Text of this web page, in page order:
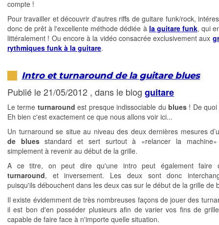
compte !
Pour travailler et découvrir d'autres riffs de guitare funk/rock,
donc de prêt à l'excellente méthode dédiée à la guitare funk, qui
littéralement ! Ou encore à la vidéo consacrée exclusivement aux
rythmiques funk à la guitare.
Intro et turnaround de la guitare blues
Publié le 21/05/2012 , dans le blog guitare
Le terme turnaround est presque indissociable dublues ! De
Eh bien c'est exactement ce que nous allons voir ici...
Un turnaround se situe au niveau des deux dernières mesures
de bluesstandard et sert surtout à «relancer la
simplement à revenir au début de la grille.
A ce titre, on peut dire qu'une intro peut également faire
turnaround, et inversement. Les deux sont donc
puisqu'ils débouchent dans les deux cas sur le début de la grille de
Il existe évidemment de très nombreuses façons de jouer des
il est bon d'en posséder plusieurs afin de varier vos fins de
capable de faire face à n'importe quelle situation.